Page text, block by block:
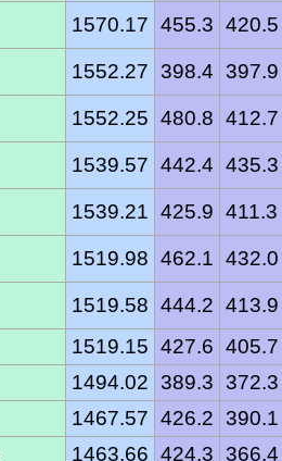
1570.17 455.3 420.5
1552.27 398.4 397.9
1552.25 480.8 412.7
1539.57 442.4 435.3
1539.21 425.9 411.3
1519.98 462.1 432.0
1519.58 444.2 413.9
1519.15 427.6 405.7
1494.02 389.3 372.3
1467.57 426.2 390.1
1463.66 424.3 366.4